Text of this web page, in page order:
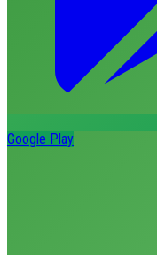
Google Play